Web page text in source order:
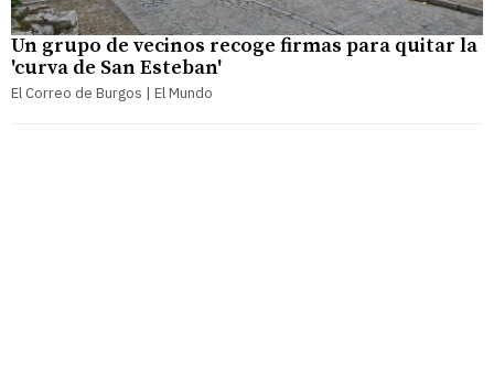
Un grupo de vecinos recoge firmas para quitar la
'curva de San Esteban'
El Correo de Burgos | El Mundo